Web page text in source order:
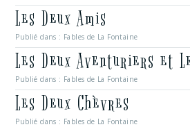
Les Deux Amis
Publié dans : Fables de La Fontaine
Les Deux Aventuriers et
Publié dans : Fables de La Fontaine
Les Deux Chèvres
Publié dans : Fables de La Fontaine